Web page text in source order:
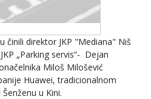
činili direktor JKP "Mediana" Niš
„Parking servis“- Dejan
Miloš Milošević
Huawei, tradicionalnom
u Kini.